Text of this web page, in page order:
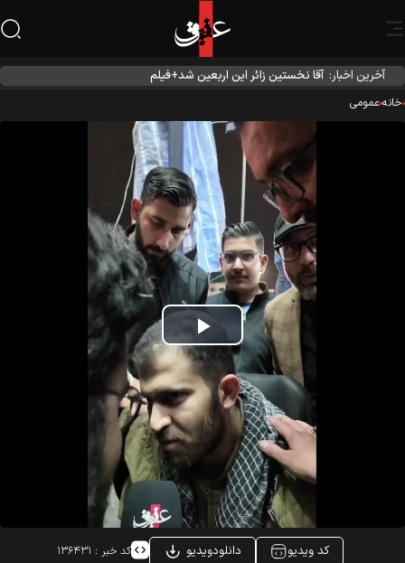
آخرین اخبار: آقا نخستین زائر این اربعین شد+فیلم
عمومی
Play
Video
کد ویدیو دانلودویدیو کد خبر : ۱۳۶۴۳۱